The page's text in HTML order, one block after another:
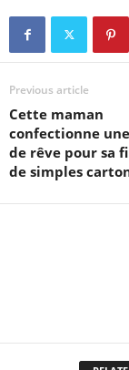
Previous article
Cette maman
confectionne
de rêve pour sa
de simples